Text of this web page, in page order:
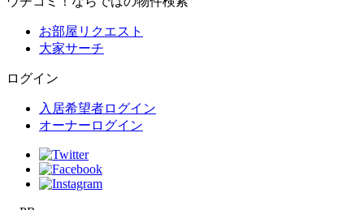
お部屋リクエスト
大家サーチ
ログイン
入居希望者ログイン
オーナーログイン